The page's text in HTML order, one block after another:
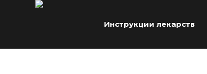
Инструкции лекарств